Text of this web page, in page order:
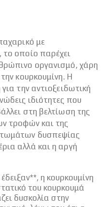
με
οποίο παρέχει
οργανισμό, χάρη
κουρκουμίνη. Η
την αντιοξειδωτική
ιδιότητες που
στη βελτίωση της
τροφών και της
δυσπεψίας
αλλά και η αργή
η κουρκουμίνη
του κουρκουμά
δυσκολία στην